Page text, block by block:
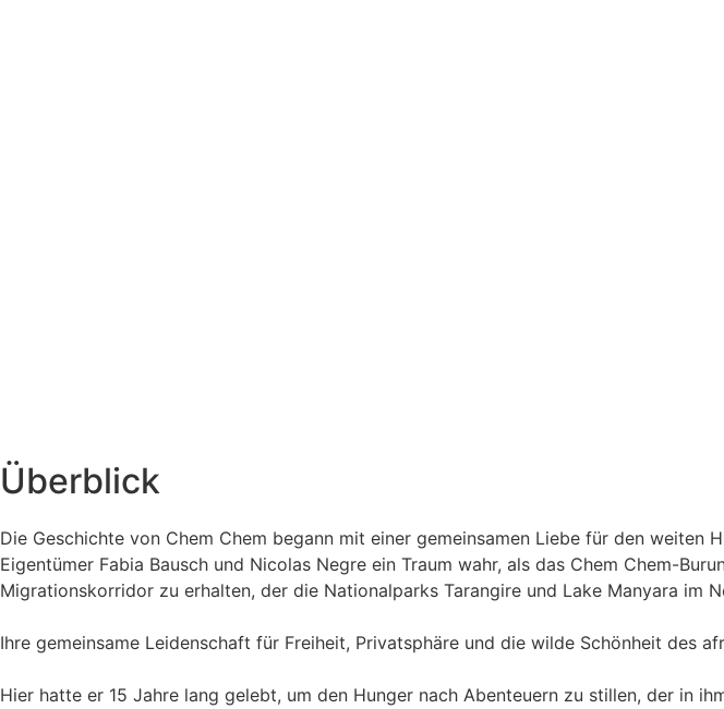
Überblick
Die Geschichte von Chem Chem begann mit einer gemeinsamen Liebe für den
Eigentümer Fabia Bausch und Nicolas Negre ein Traum wahr, als das Chem Chem-
Migrationskorridor zu erhalten, der die Nationalparks Tarangire und Lake Manyara im
Ihre gemeinsame Leidenschaft für Freiheit, Privatsphäre und die wilde Schönheit des
Hier hatte er 15 Jahre lang gelebt, um den Hunger nach Abenteuern zu stillen, der in